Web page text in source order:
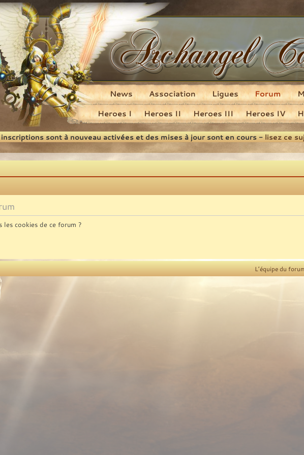
Heroes I Heroes II Heroes III Heroes IV
News Association Ligues Forum
sont à nouveau activées et des mises à jour sont en cours -lisez ce
les cookies de ce forum ?
L’équipe du